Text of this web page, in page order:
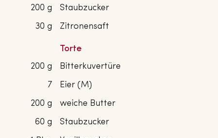
200 g
Staubzucker
30 g
Zitronensaft
Torte
200 g
Bitterkuvertüre
7
Eier (M)
200 g
weiche Butter
60 g
Staubzucker